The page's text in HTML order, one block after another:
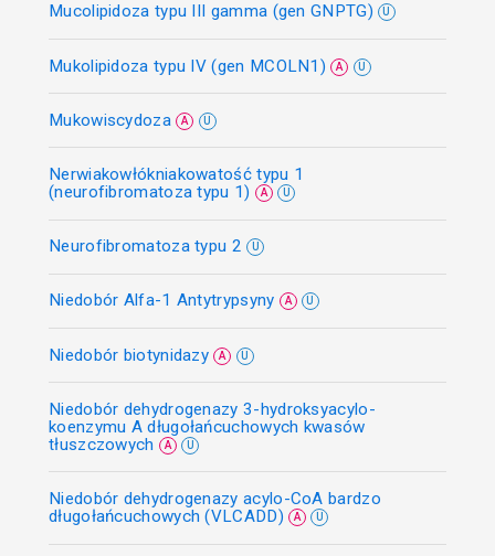
Mucolipidoza typu III gamma (gen GNPTG) U
Mukolipidoza typu IV (gen MCOLN1) A U
Mukowiscydoza A U
Nerwiakowłókniakowatość typu 1
(neurofibromatoza typu 1)
A U
Neurofibromatoza typu 2 U
Niedobór Alfa-1 Antytrypsyny A U
Niedobór biotynidazy A U
Niedobór dehydrogenazy 3-hydroksyacylo-
koenzymu A długołańcuchowych kwasów
tłuszczowych
A U
Niedobór dehydrogenazy acylo-CoA bardzo
długołańcuchowych (VLCADD)
A U